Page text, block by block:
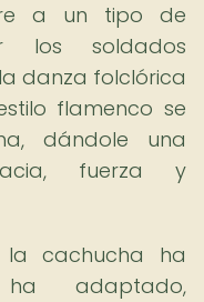
a un tipo de
los soldados
danza folclórica
flamenco se
dándole una
fuerza y
cachucha ha
adaptado,